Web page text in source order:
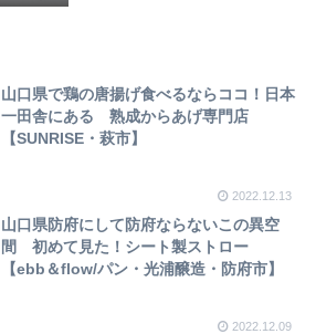
山口県で鶏の唐揚げ食べるならココ！日本
一田舎にある 熟成からあげ専門店
【SUNRISE・萩市】
2022.12.13
山口県防府にして防府ならないこの異空
間 初めて見た！シート製ストロー
【ebb＆flow/パン・光浦醸造・防府市】
2022.12.09